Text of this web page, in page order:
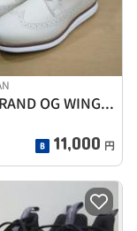
ZEROGRAND OG WING OX GOLF
11,000 円